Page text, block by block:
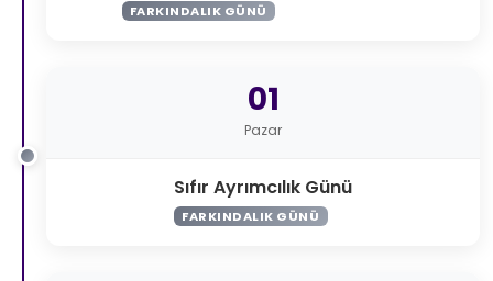
FARKINDALIK GÜNÜ
01
Pazar
Sıfır Ayrımcılık Günü
FARKINDALIK GÜNÜ